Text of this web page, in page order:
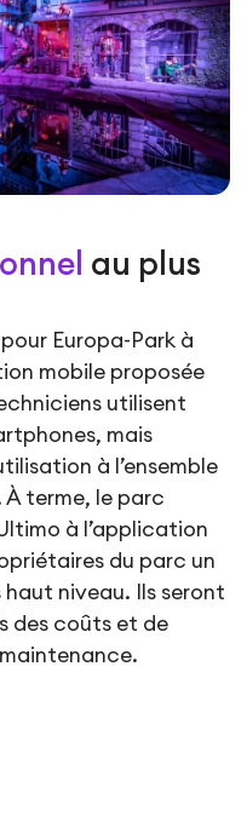
au plus
Europa-Park à
mobile proposée
utilisent
mais
à l’ensemble
À terme, le parc
à l’application
du parc un
niveau. Ils seront
des coûts et de